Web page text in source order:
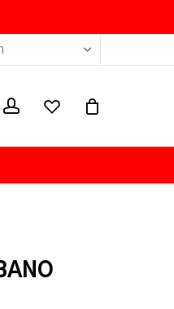
accountwishlist
Close